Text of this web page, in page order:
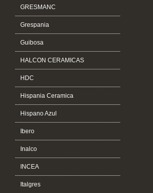
GRESMANC
Grespania
Guibosa
HALCON CERAMICAS
HDC
Hispania Ceramica
Hispano Azul
Ibero
Inalco
INCEA
Italgres